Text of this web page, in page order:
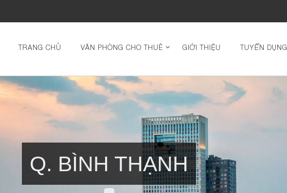
TRANG CHỦ VĂN PHÒNG CHO THUÊ GIỚI THIỆU TUYỂN DỤNG
Q. BÌNH THẠNH